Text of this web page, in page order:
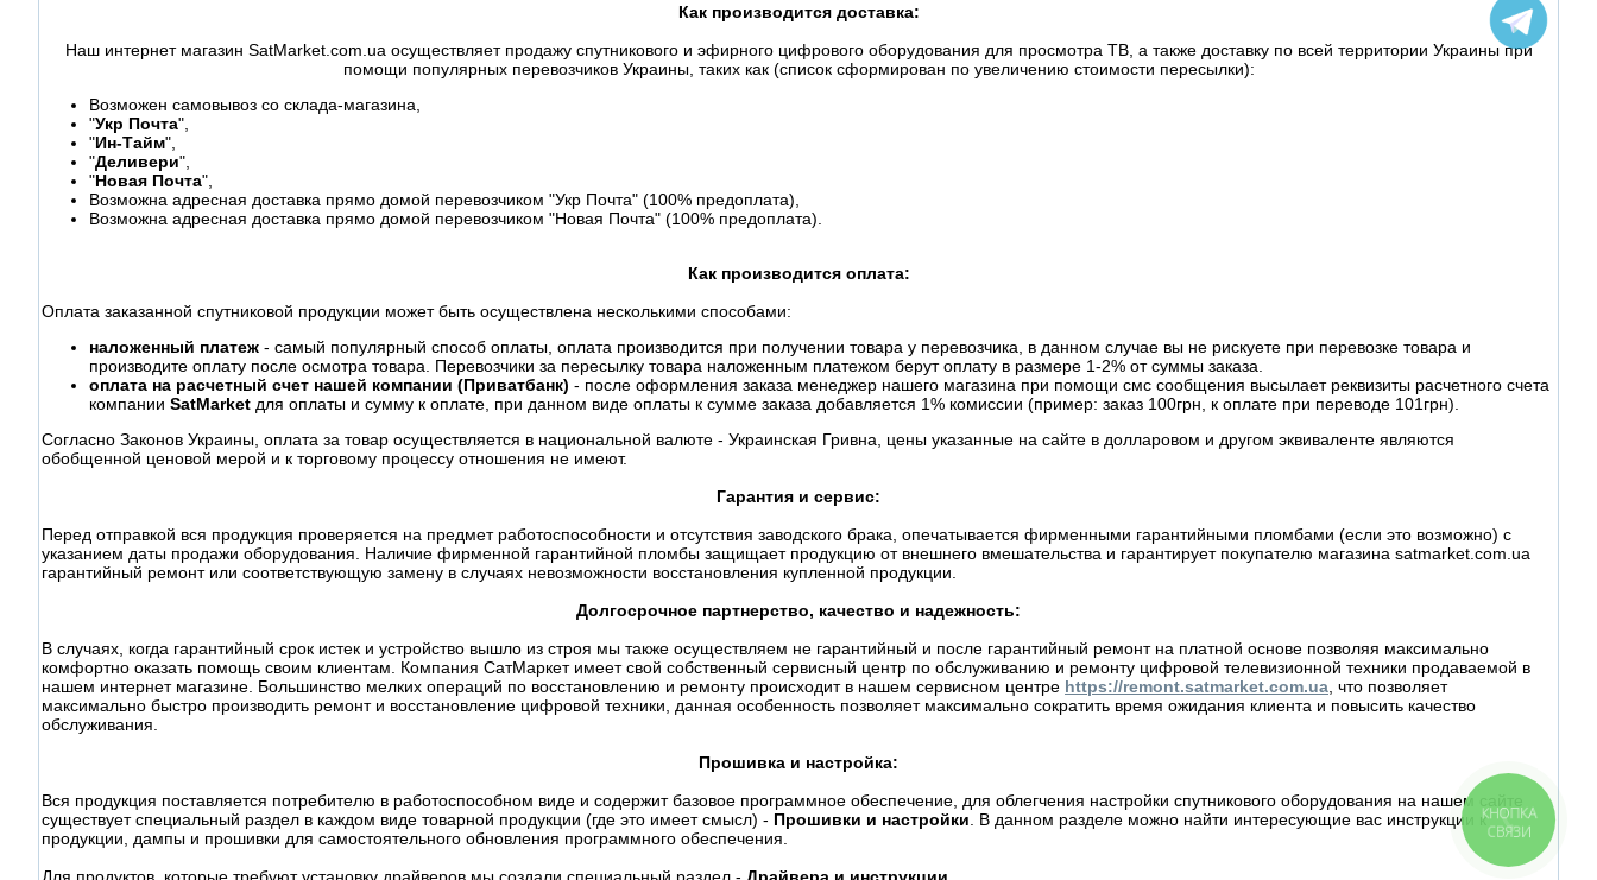
Как производится доставка:
Наш интернет магазин SatMarket.com.ua осуществляет продажу спутникового и эфирного цифрового оборудования для просмотра ТВ, а также доставку по всей территории Украины при
помощи популярных перевозчиков Украины, таких как (список сформирован по увеличению стоимости пересылки):
Возможен самовывоз со склада-магазина,
"Укр Почта",
"Ин-Тайм",
"Деливери",
"Новая Почта",
Возможна адресная доставка прямо домой перевозчиком "Укр Почта" (100% предоплата),
Возможна адресная доставка прямо домой перевозчиком "Новая Почта" (100% предоплата).
Как производится оплата:
Оплата заказанной спутниковой продукции может быть осуществлена несколькими способами:
наложенный платеж - самый популярный способ оплаты, оплата производится при получении товара у перевозчика, в данном случае вы не рискуете при перевозке товара и
производите оплату после осмотра товара. Перевозчики за пересылку товара наложенным платежом берут оплату в размере 1-2% от суммы заказа.
оплата на расчетный счет нашей компании (Приватбанк) - после оформления заказа менеджер нашего магазина при помощи смс сообщения высылает реквизиты расчетного счета
компании SatMarket для оплаты и сумму к оплате, при данном виде оплаты к сумме заказа добавляется 1% комиссии (пример: заказ 100грн, к оплате при переводе 101грн).
Согласно Законов Украины, оплата за товар осуществляется в национальной валюте - Украинская Гривна, цены указанные на сайте в долларовом и другом эквиваленте являются
обобщенной ценовой мерой и к торговому процессу отношения не имеют.
Гарантия и сервис:
Перед отправкой вся продукция проверяется на предмет работоспособности и отсутствия заводского брака, опечатывается фирменными гарантийными пломбами (если это возможно) с
указанием даты продажи оборудования. Наличие фирменной гарантийной пломбы защищает продукцию от внешнего вмешательства и гарантирует покупателю магазина satmarket.com.ua
гарантийный ремонт или соответствующую замену в случаях невозможности восстановления купленной продукции.
Долгосрочное партнерство, качество и надежность:
В случаях, когда гарантийный срок истек и устройство вышло из строя мы также осуществляем не гарантийный и после гарантийный ремонт на платной основе позволяя максимально
комфортно оказать помощь своим клиентам. Компания СатМаркет имеет свой собственный сервисный центр по обслуживанию и ремонту цифровой телевизионной техники продаваемой в
нашем интернет магазине. Большинство мелких операций по восстановлению и ремонту происходит в нашем сервисном центре https://remont.satmarket.com.ua , что позволяет
максимально быстро производить ремонт и восстановление цифровой техники, данная особенность позволяет максимально сократить время ожидания клиента и повысить качество
обслуживания.
Прошивка и настройка:
Вся продукция поставляется потребителю в работоспособном виде и содержит базовое программное обеспечение, для облегчения настройки спутникового оборудования на нашем сайте
существует специальный раздел в каждом виде товарной продукции (где это имеет смысл) - Прошивки и настройки . В данном разделе можно найти интересующие вас инструкции к
продукции, дампы и прошивки для самостоятельного обновления программного обеспечения.
Для продуктов, которые требуют установку драйверов мы создали специальный раздел - Драйвера и инструкции
КНОПКА
СВЯЗИ